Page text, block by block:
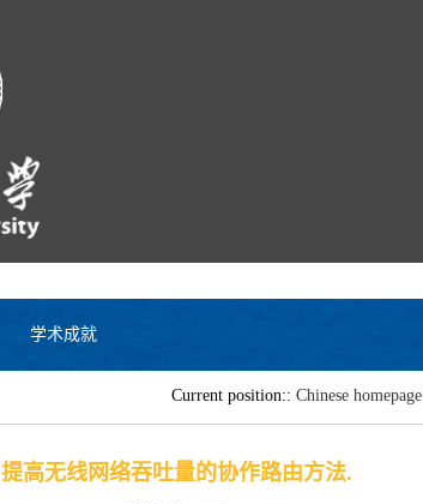
学术成就
Current position:: Chinese homepage
提高无线网络吞吐量的协作路由方法.